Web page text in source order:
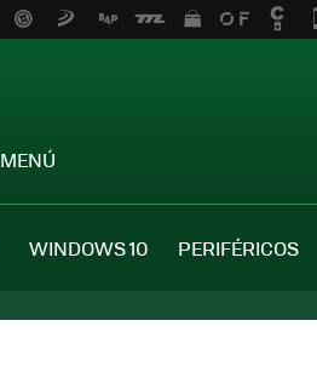
MENÚ
WINDOWS 10 PERIFÉRICOS